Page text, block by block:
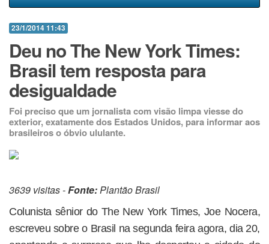
23/1/2014 11:43
Deu no The New York Times:
Brasil tem resposta para
desigualdade
Foi preciso que um jornalista com visão limpa viesse do
exterior, exatamente dos Estados Unidos, para informar aos
brasileiros o óbvio ululante.
3639 visitas -Fonte:Plantão Brasil
Colunista sênior do The New York Times, Joe Nocera,
escreveu sobre o Brasil na segunda feira agora, dia 20,